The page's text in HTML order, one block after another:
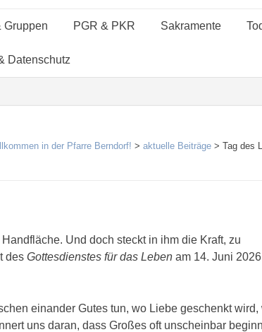
Gruppen PGR & PKR Sakramente
Datenschutz
in der Pfarre Berndorf! > aktuelle Beiträge> Tag des
Und doch steckt in ihm die Kraft, zu
des Gottesdienstes für das Leben am 14. Juni
einander Gutes tun, wo Liebe geschenkt wird,
uns daran, dass Großes oft unscheinbar